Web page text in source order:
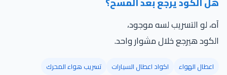
لو التسريب لسه موجود،
هيرجع خلال مشوار واحد.
اعطال الهواء اكواد اعطال السيارات
تسريب هواء المحرك